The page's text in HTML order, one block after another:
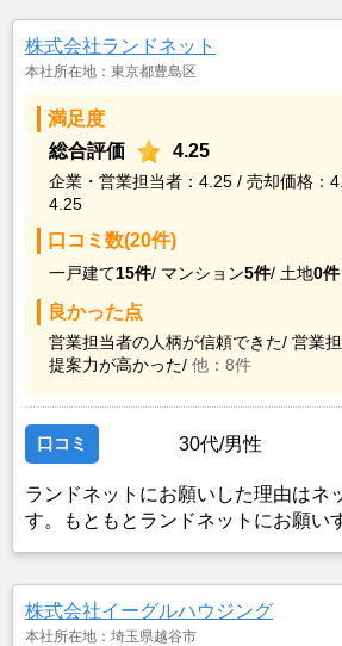
かなと思った。
株式会社ランドネット
本社所在地：東京都豊島区
満足度
総合評価
4.25
企業・営業担当者：4.25 / 売却価格：
4.25
口コミ数(20件)
一戸建て15件/ マンション5件/ 土地0件
良かった点
営業担当者の人柄が信頼できた/ 営業
提案力が高かった/ 他：8件
口コミ 30代/男性
ランドネットにお願いした理由はネ
す。もともとランドネットにお願い
動産屋では取り扱ってもらえません
までに取引があり、全国対応してい
株式会社イーグルハウジング
本社所在地：埼玉県越谷市